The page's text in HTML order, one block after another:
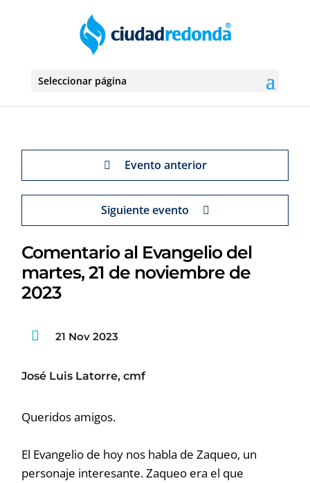
Seleccionar página
Evento anterior
Siguiente evento
Comentario al Evangelio del
martes, 21 de noviembre de
2023
21 Nov 2023
José Luis Latorre, cmf
Queridos amigos.
El Evangelio de hoy nos habla de Zaqueo, un
personaje interesante. Zaqueo era el que